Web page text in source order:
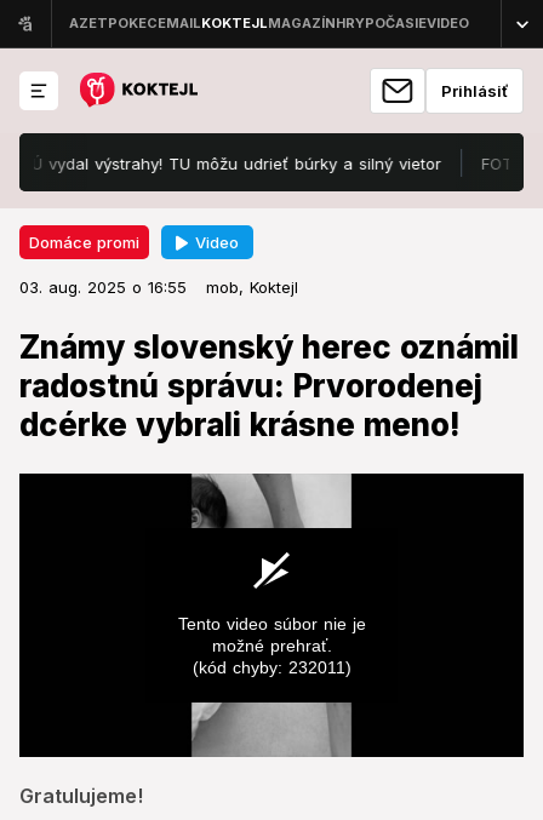
Prihlásiť
výstrahy! TU môžu udrieť búrky a silný vietor FOTO
Domáce promi Video
03. aug. 2025 o 16:55 mob, Koktejl
Známy slovenský herec oznámil
radostnú správu: Prvorodenej
dcérke vybrali krásne meno!
seconds
of
Tento video súbor nie je
možné prehrať.
(kód chyby: 232011)
Gratulujeme!
Domáce promi 03. aug. 2025 o 16:55
Známy slovenský herec oznámil
radostnú správu: Prvorodenej
dcérke vybrali krásne meno!
Gratulujeme!